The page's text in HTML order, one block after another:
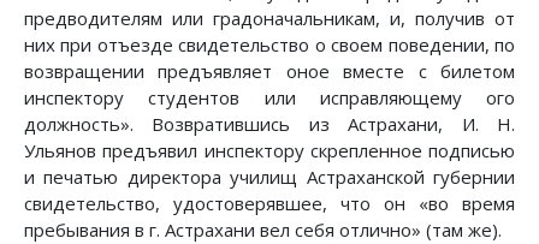
предводителям или градоначальникам, и, получив от
них при отъезде свидетельство о своем поведении, по
возвращении предъявляет оное вместе с билетом
инспектору студентов или исправляющему ого
должность». Возвратившись из Астрахани, И. Н.
Ульянов предъявил инспектору скрепленное подписью
и печатью директора училищ Астраханской губернии
свидетельство, удостоверявшее, что он «во время
пребывания в г. Астрахани вел себя отлично» (там же).